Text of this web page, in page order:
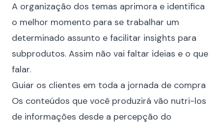
A organização dos temas aprimora e identifica
o melhor momento para se trabalhar um
determinado assunto e facilitar insights para
subprodutos. Assim não vai faltar ideias e o que
falar.
Guiar os clientes em toda a jornada de compra
Os conteúdos que você produzirá vão nutri-los
de informações desde a percepção do